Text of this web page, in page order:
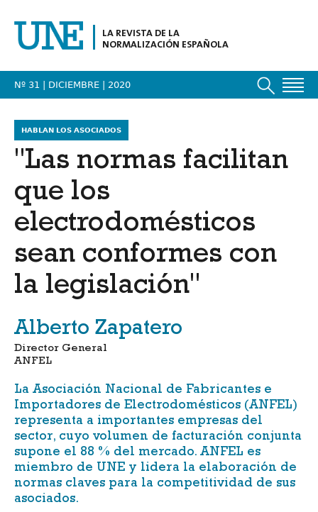
LA REVISTA DE LA
NORMALIZACIÓN ESPAÑOLA
Nº 31 | DICIEMBRE | 2020
HABLAN LOS ASOCIADOS
"Las normas facilitan
que los
electrodomésticos
sean conformes con
la legislación"
Alberto Zapatero
Director General
ANFEL
La Asociación Nacional de Fabricantes e
Importadores de Electrodomésticos (ANFEL)
representa a importantes empresas del
sector, cuyo volumen de facturación conjunta
supone el 88 % del mercado. ANFEL es
miembro de UNE y lidera la elaboración de
normas claves para la competitividad de sus
asociados.